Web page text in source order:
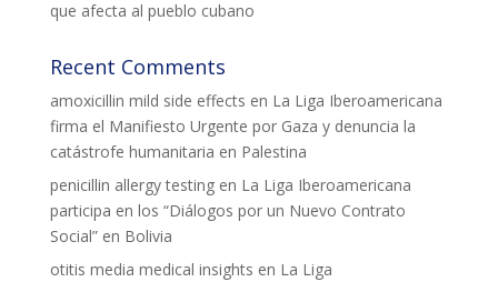
que afecta al pueblo cubano
Recent Comments
amoxicillin mild side effects en La Liga Iberoamericana
firma el Manifiesto Urgente por Gaza y denuncia la
catástrofe humanitaria en Palestina
penicillin allergy testingen La Liga Iberoamericana
participa en los “Diálogos por un Nuevo Contrato
Social” en Bolivia
otitis media medical insights en La Liga